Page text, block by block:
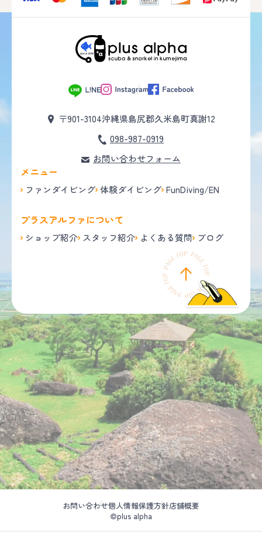
〒901-3104沖縄県島尻郡久米島町真謝12
098-987-0919
お問い合わせフォーム
メニュー
ファンダイビング 体験ダイビング FunDiving/EN
プラスアルファについて
ショップ紹介 スタッフ紹介 よくある質問 ブログ
お問い合わせ個人情報保護方針店舗概要
©plus alpha